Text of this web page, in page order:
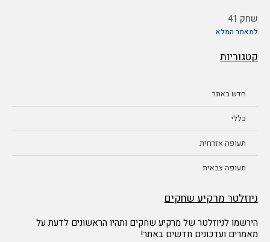
שחק 41
למאמר המלא
קטגוריות
חדש באתר
כללי
תעופה אזרחית
תעופה צבאית
ניוזלטר מרקיע שחקים
הירשמו לניוזלטר של מרקיע שחקים ותהיו הראשונים לדעת על
מאמרים ועדכונים חדשים באתר!